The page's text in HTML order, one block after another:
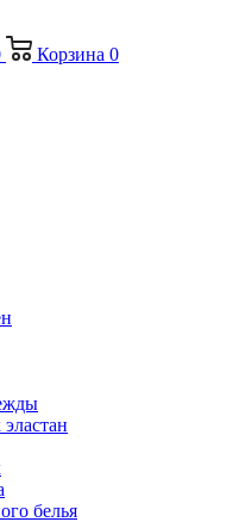
Корзина 0
белья